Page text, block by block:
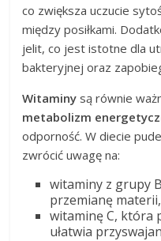
co zwiększa uczucie
między posiłkami.
jelit, co jest istotne dla
bakteryjnej oraz
Witaminy są równie
metabolizm
odporność. W diecie
zwrócić uwagę na:
witaminy z grupy
przemianę materii,
witaminę C, która
ułatwia